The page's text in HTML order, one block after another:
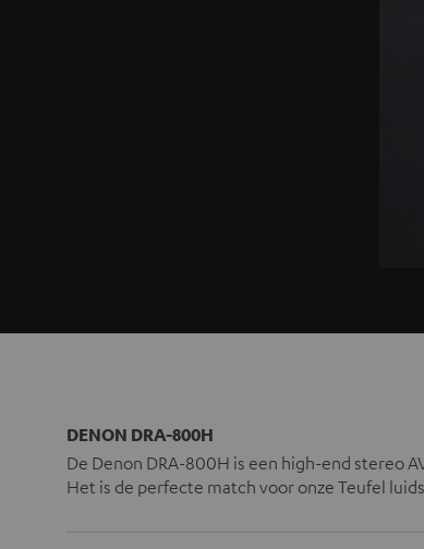
DENON DRA-800H
De Denon DRA-800H is een high-end stereo
Het is de perfecte match voor onze Teufel